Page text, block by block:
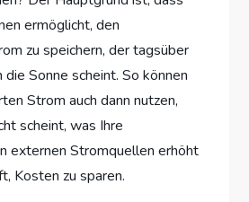
ermöglicht, den
zu speichern, der tagsüber
Sonne scheint. So können
Strom auch dann nutzen,
scheint, was Ihre
externen Stromquellen erhöht
Kosten zu sparen.